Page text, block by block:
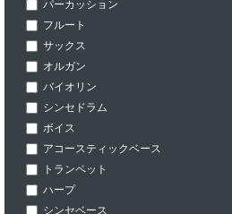
パーカッション
フルート
サックス
オルガン
バイオリン
シンセドラム
ボイス
アコースティックベース
トランペット
ハープ
シンセベース